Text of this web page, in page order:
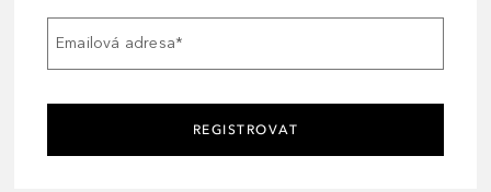
Emailová adresa*
REGISTROVAT